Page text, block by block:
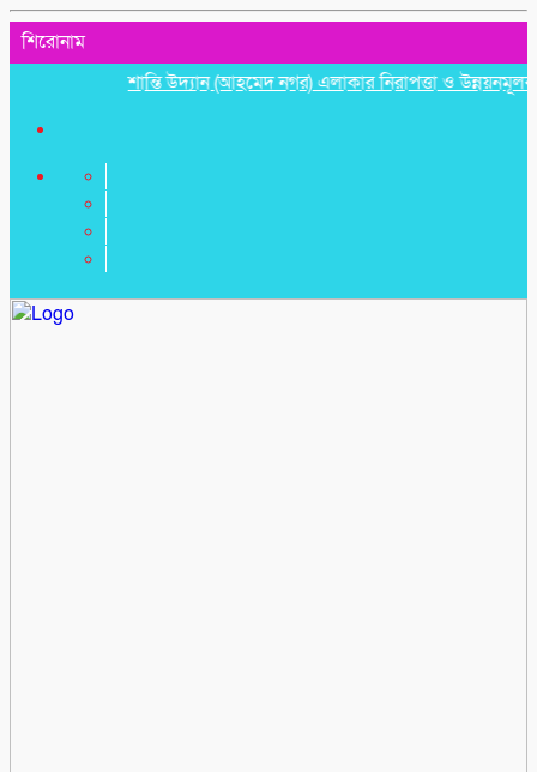
শিরোনাম
শান্তি উদ্যান (আহমেদ নগর) এলাকার নিরাপত্তা ও উন্নয়নমূলক